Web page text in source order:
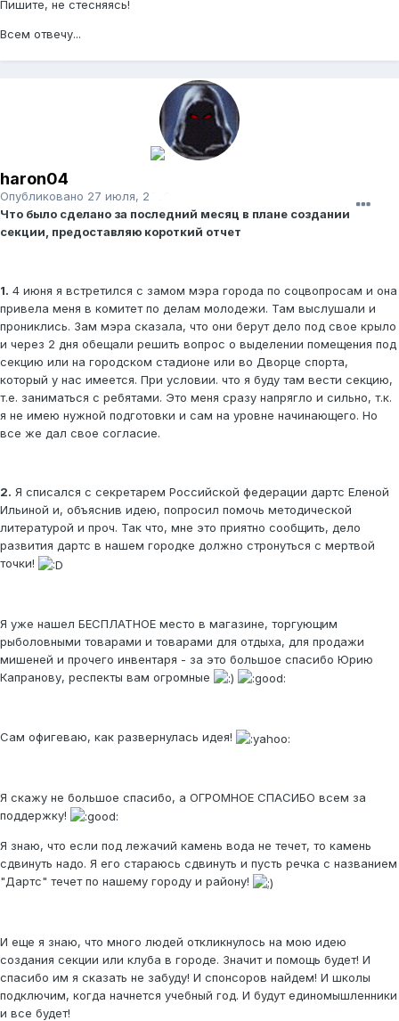
Пишите, не стесняясь!
Всем отвечу...
haron04
Опубликовано 27 июля, 2009
Что было сделано за последний месяц в плане создании
секции, предоставляю короткий отчет
1. 4 июня я встретился с замом мэра города по соцвопросам и она
привела меня в комитет по делам молодежи. Там выслушали и
прониклись. Зам мэра сказала, что они берут дело под свое крыло
и через 2 дня обещали решить вопрос о выделении помещения под
секцию или на городском стадионе или во Дворце спорта,
который у нас имеется. При условии. что я буду там вести секцию,
т.е. заниматься с ребятами. Это меня сразу напрягло и сильно, т.к.
я не имею нужной подготовки и сам на уровне начинающего. Но
все же дал свое согласие.
2. Я списался с секретарем Российской федерации дартс Еленой
Ильиной и, объяснив идею, попросил помочь методической
литературой и проч. Так что, мне это приятно сообщить, дело
развития дартс в нашем городке должно стронуться с мертвой
точки!
Я уже нашел БЕСПЛАТНОЕ место в магазине, торгующим
рыболовными товарами и товарами для отдыха, для продажи
мишеней и прочего инвентаря - за это большое спасибо Юрию
Капранову, респекты вам огромные
Сам офигеваю, как развернулась идея!
Я скажу не большое спасибо, а ОГРОМНОЕ СПАСИБО всем за
поддержку!
Я знаю, что если под лежачий камень вода не течет, то камень
сдвинуть надо. Я его стараюсь сдвинуть и пусть речка с названием
"Дартс" течет по нашему городу и району!
И еще я знаю, что много людей откликнулось на мою идею
создания секции или клуба в городе. Значит и помощь будет! И
спасибо им я сказать не забуду! И спонсоров найдем! И школы
подключим, когда начнется учебный год. И будут единомышленники
и все будет!